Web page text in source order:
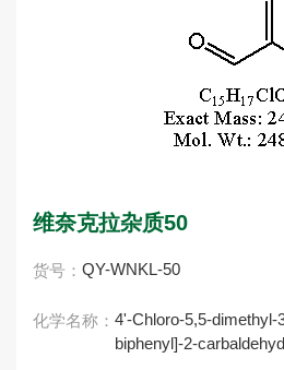
维奈克拉杂质50
货号： QY-WNKL-50
化学名称： 4'-Chloro-5,5-dimethyl-
biphenyl]-2-